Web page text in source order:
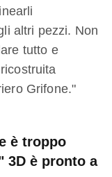
altri pezzi. Non
tutto e
Grifone."
è troppo
3D è pronto a